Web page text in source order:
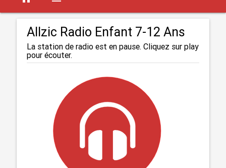
Allzic Radio Enfant 7-12 Ans
La station de radio est en pause. Cliquez sur play
pour écouter.